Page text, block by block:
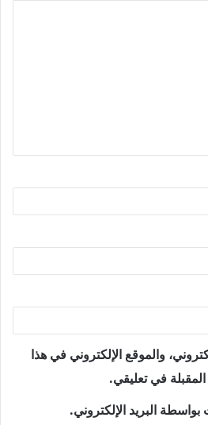
والموقع الإلكتروني في هذا
في تعليقي.
بواسطة البريد الإلكتروني.